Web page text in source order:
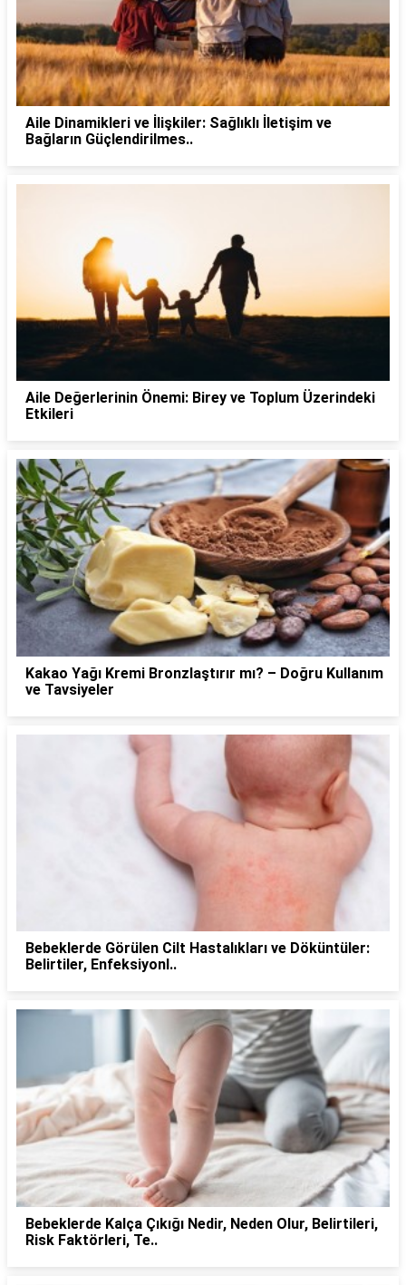
Aile Dinamikleri ve İlişkiler: Sağlıklı İletişim ve
Bağların Güçlendirilmes..
Aile Değerlerinin Önemi: Birey ve Toplum Üzerindeki
Etkileri
Kakao Yağı Kremi Bronzlaştırır mı? – Doğru Kullanım
ve Tavsiyeler
Bebeklerde Görülen Cilt Hastalıkları ve Döküntüler:
Belirtiler, Enfeksiyonl..
Bebeklerde Kalça Çıkığı Nedir, Neden Olur, Belirtileri,
Risk Faktörleri, Te..